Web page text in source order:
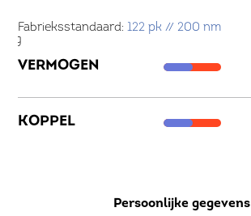
Fabrieksstandaard:122 pk // 200 nm
VERMOGEN
KOPPEL
Persoonlijke gegevens